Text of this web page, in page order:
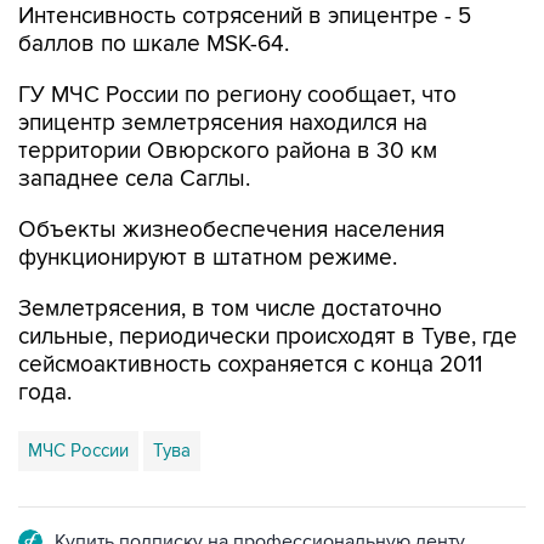
Интенсивность сотрясений в эпицентре - 5
баллов по шкале MSK-64.
ГУ МЧС России по региону сообщает, что
эпицентр землетрясения находился на
территории Овюрского района в 30 км
западнее села Саглы.
Объекты жизнеобеспечения населения
функционируют в штатном режиме.
Землетрясения, в том числе достаточно
сильные, периодически происходят в Туве, где
сейсмоактивность сохраняется с конца 2011
года.
МЧС России Тува